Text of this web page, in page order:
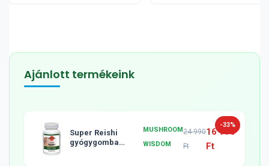
Ajánlott termékeink
-33%
Super Reishi
gyógygomba
MUSHROOM
WISDOM
24 990
Ft
16 990
Ft